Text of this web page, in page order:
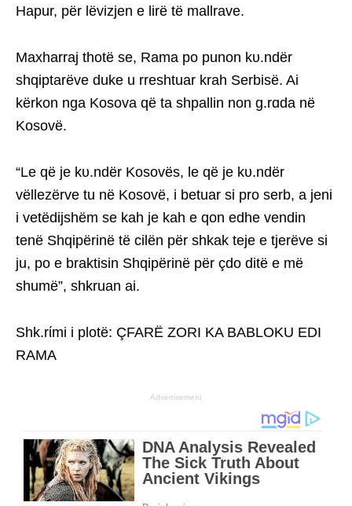
Hapur, për lëvizjen e lirë të mallrave.
Maxharraj thotë se, Rama po punon kυ.ndër
shqiptarëve duke u rreshtuar krah Serbisë. Ai
kërkon nga Kosova që ta shpallin non g.rɑda në
Kosovë.
“Le që je kυ.ndër Kosovës, le që je kυ.ndër
vëllezërve tu në Kosovë, i betuar si pro serb, a jeni
i vetëdijshëm se kah je kah e qon edhe vendin
tenë Shqipërinë të cilën për shkak teje e tjerëve si
ju, po e braktisin Shqipërinë për çdo ditë e më
shumë”, shkruan ai.
Shk.rίmi i plotë: ÇFARË ZORI KA BABLOKU EDI
RAMA
Advertisement